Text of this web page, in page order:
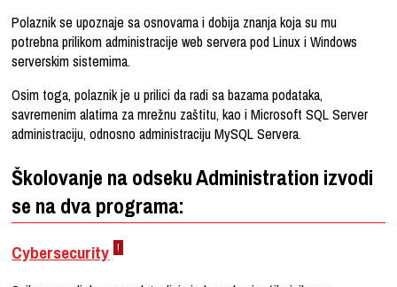
Polaznik se upoznaje sa osnovama i dobija znanja koja su mu
potrebna prilikom administracije web servera pod Linux i Windows
serverskim sistemima.
Osim toga, polaznik je u prilici da radi sa bazama podataka,
savremenim alatima za mrežnu zaštitu, kao i Microsoft SQL Server
administraciju, odnosno administraciju MySQL Servera.
Školovanje na odseku Administration izvodi
se na dva programa:
Cybersecurity !